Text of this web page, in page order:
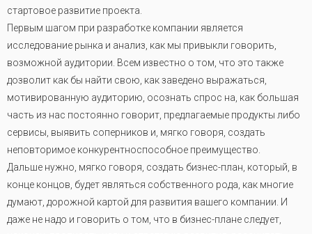
стартовое развитие проекта.
Первым шагом при разработке компании является
исследование рынка и анализ, как мы привыкли говорить,
возможной аудитории. Всем известно о том, что это также
дозволит как бы найти свою, как заведено выражаться,
мотивированную аудиторию, осознать спрос на, как большая
часть из нас постоянно говорит, предлагаемые продукты либо
сервисы, выявить соперников и, мягко говоря, создать
неповторимое конкурентноспособное преимущество.
Дальше нужно, мягко говоря, создать бизнес-план, который, в
конце концов, будет являться собственного рода, как многие
думают, дорожной картой для развития вашего компании. И
даже не надо и говорить о том, что в бизнес-плане следует,